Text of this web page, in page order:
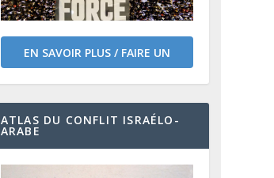
EN SAVOIR PLUS / FAIRE UN
DON
ATLAS DU CONFLIT ISRAÉLO-
ARABE